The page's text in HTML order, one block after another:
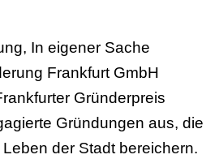
In eigener Sache
Frankfurt GmbH
Gründerpreis
Gründungen aus, die
der Stadt bereichern.